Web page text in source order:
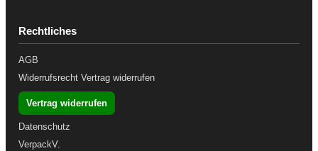
Rechtliches
AGB
Widerrufsrecht Vertrag widerrufen
Vertrag widerrufen
Datenschutz
VerpackV.